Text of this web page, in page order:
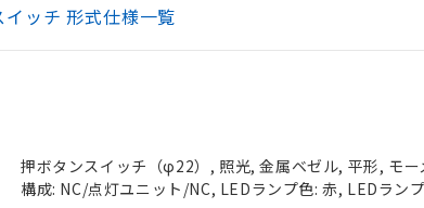
ッチ 形式仕様一覧
押ボタンスイッチ（φ22）, 照光, 金属ベゼル, 平形, モ
構成: NC/点灯ユニット/NC, LEDランプ色: 赤, LEDラン